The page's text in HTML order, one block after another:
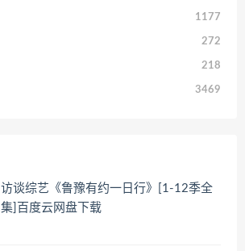
1177
272
218
3469
访谈综艺《鲁豫有约一日行》[1-12季全
集]百度云网盘下载